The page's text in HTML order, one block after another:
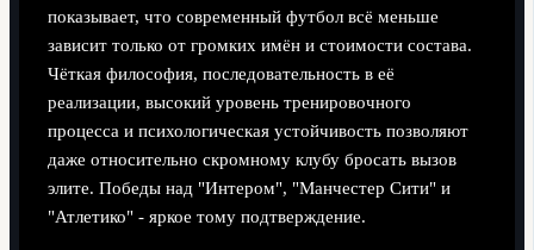
показывает, что современный футбол всё меньше
зависит только от громких имён и стоимости состава.
Чёткая философия, последовательность в её
реализации, высокий уровень тренировочного
процесса и психологическая устойчивость позволяют
даже относительно скромному клубу бросать вызов
элите. Победы над "Интером", "Манчестер Сити" и
"Атлетико" - яркое тому подтверждение.